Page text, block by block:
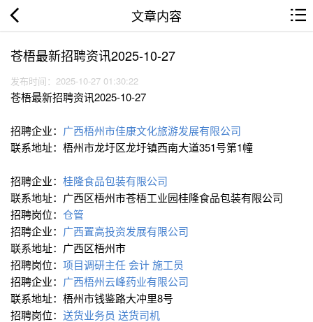
文章内容
苍梧最新招聘资讯2025-10-27
发布时间：2025-10-27 01:30:22
苍梧最新招聘资讯2025-10-27
招聘企业： 广西梧州市佳康文化旅游发展有限公司
联系地址：梧州市龙圩区龙圩镇西南大道351号第1幢
招聘企业： 桂隆食品包装有限公司
联系地址：广西区梧州市苍梧工业园桂隆食品包装有限公司
招聘岗位： 仓管
招聘企业： 广西置高投资发展有限公司
联系地址：广西区梧州市
招聘岗位： 项目调研主任会计施工员
招聘企业： 广西梧州云峰药业有限公司
联系地址：梧州市钱鉴路大冲里8号
招聘岗位： 送货业务员 送货司机